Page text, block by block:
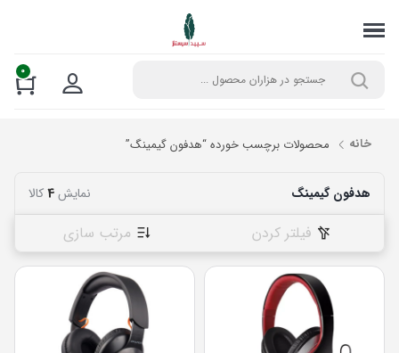
0
خانه محصولات برچسب خورده “هدفون گیمینگ”
هدفون گیمینگ نمایش4کالا
فیلتر کردن مرتب سازی